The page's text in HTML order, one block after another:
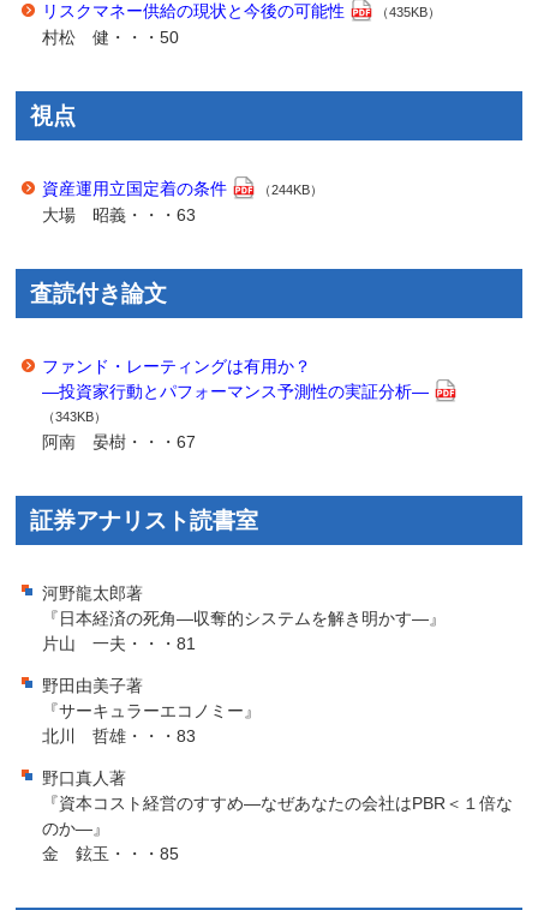
リスクマネー供給の現状と今後の可能性 （435KB）
村松 健・・・50
視点
資産運用立国定着の条件 （244KB）
大場 昭義・・・63
査読付き論文
ファンド・レーティングは有用か？
―投資家行動とパフォーマンス予測性の実証分析―
（343KB）
阿南 晏樹・・・67
証券アナリスト読書室
河野龍太郎著
『日本経済の死角―収奪的システムを解き明かす―』
片山 一夫・・・81
野田由美子著
『サーキュラーエコノミー』
北川 哲雄・・・83
野口真人著
『資本コスト経営のすすめ―なぜあなたの会社はPBR＜１倍な
のか―』
金 鉉玉・・・85